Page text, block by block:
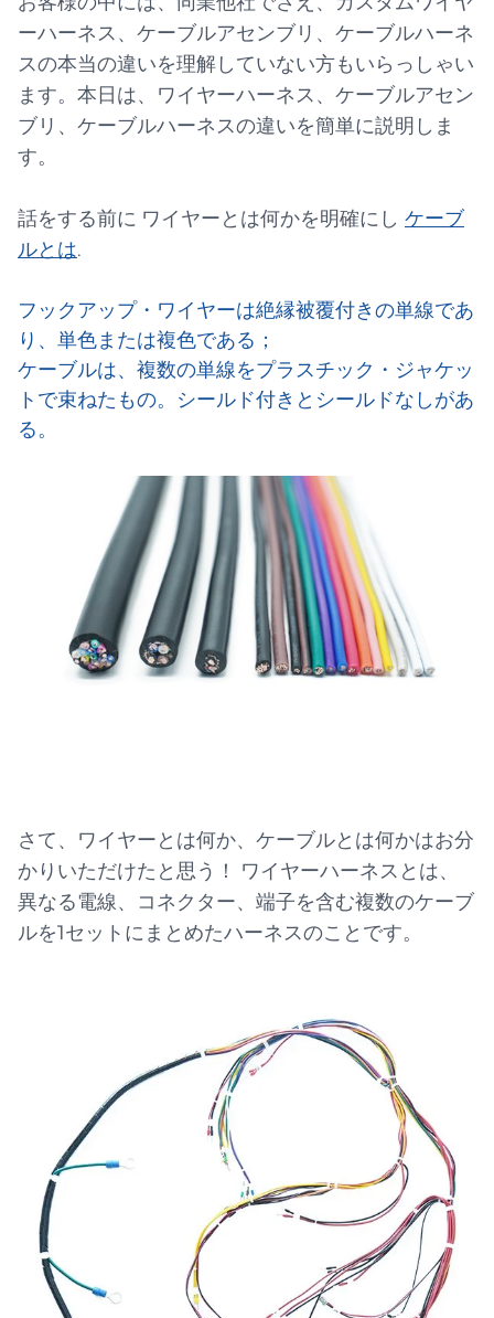
ーハーネス、ケーブルアセンブリ、ケーブルハーネ
スの本当の違いを理解していない方もいらっしゃい
ます。本日は、ワイヤーハーネス、ケーブルアセン
ブリ、ケーブルハーネスの違いを簡単に説明しま
す。
話をする前に ワイヤーとは何かを明確にし ケーブ
ルとは.
フックアップ・ワイヤーは絶縁被覆付きの単線であ
り、単色または複色である；
ケーブルは、複数の単線をプラスチック・ジャケッ
トで束ねたもの。シールド付きとシールドなしがあ
る。
さて、ワイヤーとは何か、ケーブルとは何かはお分
かりいただけたと思う！ ワイヤーハーネスとは、
異なる電線、コネクター、端子を含む複数のケーブ
ルを1セットにまとめたハーネスのことです。